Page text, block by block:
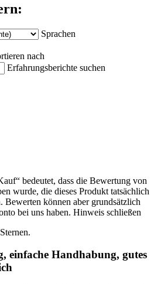
Sprachen
nach
Erfahrungsberichte suchen
bedeutet, dass die Bewertung von
wurde, die dieses Produkt tatsächlich
Bewerten können aber grundsätzlich
bei uns haben. Hinweis schließen
einfache Handhabung, gutes